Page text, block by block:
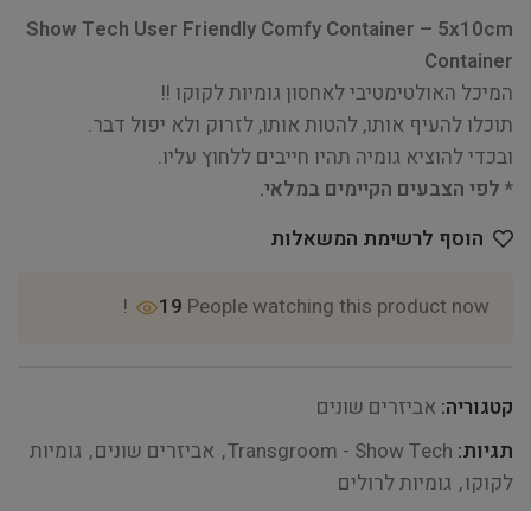
Show Tech User Friendly Comfy Container – 5x10cm
Container
המיכל האולטימטיבי לאחסון גומיות לקוקו !!
תוכלו להעיף אותו, להטות אותו, לזרוק ולא יפול דבר.
ובכדי להוציא גומיה תהיו חייבים ללחוץ עליו.
* לפי הצבעים הקיימים במלאי.
הוסף לרשימת המשאלות
19 People watching this product now!
קטגוריה: אביזרים שונים
תגיות: Transgroom - Show Tech
, אביזרים שונים, גומיות
לקוקו, גומיות לרולים